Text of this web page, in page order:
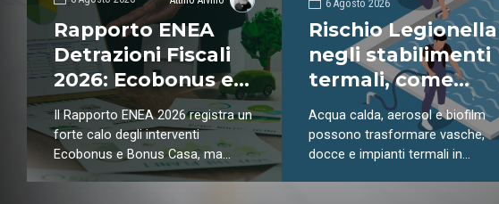
Rapporto ENEA
Detrazioni Fiscali
2026: Ecobonus e
Bonus Casa in calo,
i numeri della
riqualificazione
energetica
Il Rapporto ENEA 2026 registra un
forte calo degli interventi
Ecobonus e Bonus Casa, ma
conferma il peso di pompe di
6 Agosto 2026
Rischio Legionella
negli stabilimenti
termali, come
evitare la
proliferazione del
batterio?
Acqua calda, aerosol e biofilm
possono trasformare vasche,
docce e impianti termali in